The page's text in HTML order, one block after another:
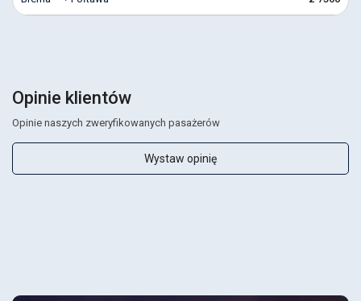
Opinie klientów
Opinie naszych zweryfikowanych pasażerów
Wystaw opinię